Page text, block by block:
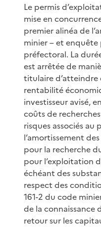
Le permis
mise en
premier alinéa de
minier – et
préfectoral. La
est arrêtée de
titulaire
rentabilité
investisseur avisé,
coûts de
risques associés
l’amortissement
pour la recherche
pour l’exploitation
échéant des
respect des
161-2 du code
de la connaissance
retour sur les